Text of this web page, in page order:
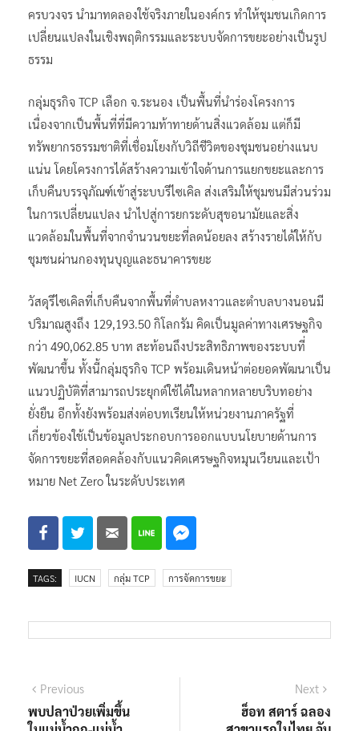
ครบวงจร นำมาทดลองใช้จริงภายในองค์กร ทำให้ชุมชนเกิดการ
เปลี่ยนแปลงในเชิงพฤติกรรมและระบบจัดการขยะอย่างเป็นรูป
ธรรม
กลุ่มธุรกิจ TCP เลือก จ.ระนอง เป็นพื้นที่นำร่องโครงการ
เนื่องจากเป็นพื้นที่ที่มีความท้าทายด้านสิ่งแวดล้อม แต่ก็มี
ทรัพยากรธรรมชาติที่เชื่อมโยงกับวิถีชีวิตของชุมชนอย่างแนบ
แน่น โดยโครงการได้สร้างความเข้าใจด้านการแยกขยะและการ
เก็บคืนบรรจุภัณฑ์เข้าสู่ระบบรีไซเคิล ส่งเสริมให้ชุมชนมีส่วนร่วม
ในการเปลี่ยนแปลง นำไปสู่การยกระดับสุขอนามัยและสิ่ง
แวดล้อมในพื้นที่จากจำนวนขยะที่ลดน้อยลง สร้างรายได้ให้กับ
ชุมชนผ่านกองทุนบุญและธนาคารขยะ
วัสดุรีไซเคิลที่เก็บคืนจากพื้นที่ตำบลหงาวและตำบลบางนอนมี
ปริมาณสูงถึง 129,193.50 กิโลกรัม คิดเป็นมูลค่าทางเศรษฐกิจ
กว่า 490,062.85 บาท สะท้อนถึงประสิทธิภาพของระบบที่
พัฒนาขึ้น ทั้งนี้กลุ่มธุรกิจ TCP พร้อมเดินหน้าต่อยอดพัฒนาเป็น
แนวปฏิบัติที่สามารถประยุกต์ใช้ได้ในหลากหลายบริบทอย่าง
ยั่งยืน อีกทั้งยังพร้อมส่งต่อบทเรียนให้หน่วยงานภาครัฐที่
เกี่ยวข้องใช้เป็นข้อมูลประกอบการออกแบบนโยบายด้านการ
จัดการขยะที่สอดคล้องกับแนวคิดเศรษฐกิจหมุนเวียนและเป้า
หมาย Net Zero ในระดับประเทศ
TAGS: IUCN กลุ่ม TCP การจัดการขยะ
แนะแนว
เรื่อง
Previous
post:
พบปลาป่วยเพิ่มขึ้น
Next
ฮ็อท สตาร์ ฉลอง